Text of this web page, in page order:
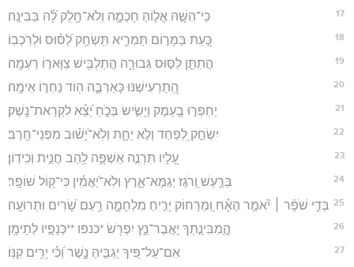
17 כִּֽי־הִשָּׁ֣הּ אֱל֣וֹהַּ חָכְמָ֑ה וְלֹא־חָ֥לַק לָ֝֗הּ בַּבִּינָֽה׃
18 כָּ֭עֵת בַּמָּר֣וֹם תַּמְרִ֑יא תִּֽשְׂחַ֥ק לַ֝סּ֗וּס וּלְרֹֽכְבֽוֹ׃
19 הֲתִתֵּ֣ן לַסּ֣וּס גְּבוּרָ֑ה הֲתַלְבִּ֖ישׁ צַוָּאר֣וֹ רַעְמָֽה׃
20 הְֽ֭תַרְעִישֶׁנּוּ כָּאַרְבֶּ֑ה ה֖וֹד נַחְר֣וֹ אֵימָֽה׃
21 יַחְפְּר֣וּ בָ֭עֵמֶק וְיָשִׂ֣ישׂ בְּכֹ֑חַ יֵ֝צֵ֗א לִקְרַאת־נָֽשֶׁק׃
22 יִשְׂחַ֣ק לְ֭פַחַד וְלֹ֣א יֵחָ֑ת וְלֹֽא־יָ֝שׁ֗וּב מִפְּנֵי־חָֽרֶב׃
23 עָ֭לָיו תִּרְנֶ֣ה אַשְׁפָּ֑ה לַ֖הַב חֲנִ֣ית וְכִידֽוֹן׃
24 בְּרַ֣עַשׁ וְ֭רֹגֶז יְגַמֶּא־אָ֑רֶץ וְלֹֽא־יַ֝אֲמִ֗ין כִּי־ק֥וֹל שׁוֹפָֽר׃
25 בְּדֵ֤י שֹׁפָ֨ר ׀ יֹ֘אמַ֤ר הֶאָ֗ח וּֽ֭מֵרָחוֹק יָרִ֣יחַ מִלְחָמָ֑ה רַ֥עַם שָׂ֝רִים וּתְרוּעָֽה׃
26 הֲ‍ֽ֭מִבִּינָ֣תְךָ יַֽאֲבֶר־נֵ֑ץ יִפְרֹ֖שׂ *כנפו **כְּנָפָ֣יו לְתֵימָֽן׃
27 אִם־עַל־פִּ֭יךָ יַגְבִּ֣יהַּ נָ֑שֶׁר וְ֝כִ֗י יָרִ֥ים קִנּֽוֹ׃